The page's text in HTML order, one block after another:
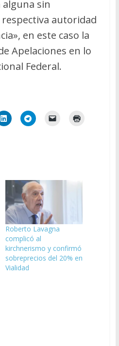
sin
autoridad
en este caso la
Apelaciones en lo
Federal.
Roberto Lavagna
complicó al
kirchnerismo y confirmó
sobreprecios del 20% en
Vialidad